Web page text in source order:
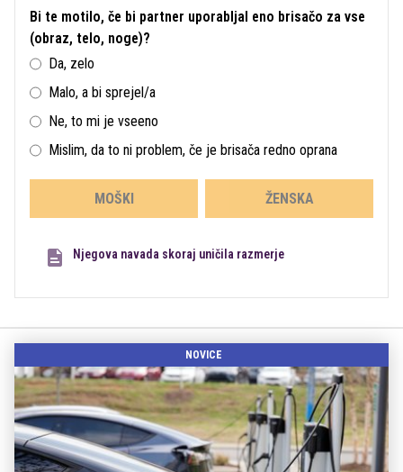
Bi te motilo, če bi partner uporabljal eno brisačo za vse
(obraz, telo, noge)?
Da, zelo
Malo, a bi sprejel/a
Ne, to mi je vseeno
Mislim, da to ni problem, če je brisača redno oprana
MOŠKI ŽENSKA
Njegova navada skoraj uničila razmerje
NOVICE